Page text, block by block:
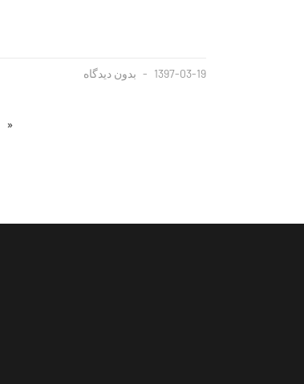
1397-03-19 بدون دیدگاه
« Previous